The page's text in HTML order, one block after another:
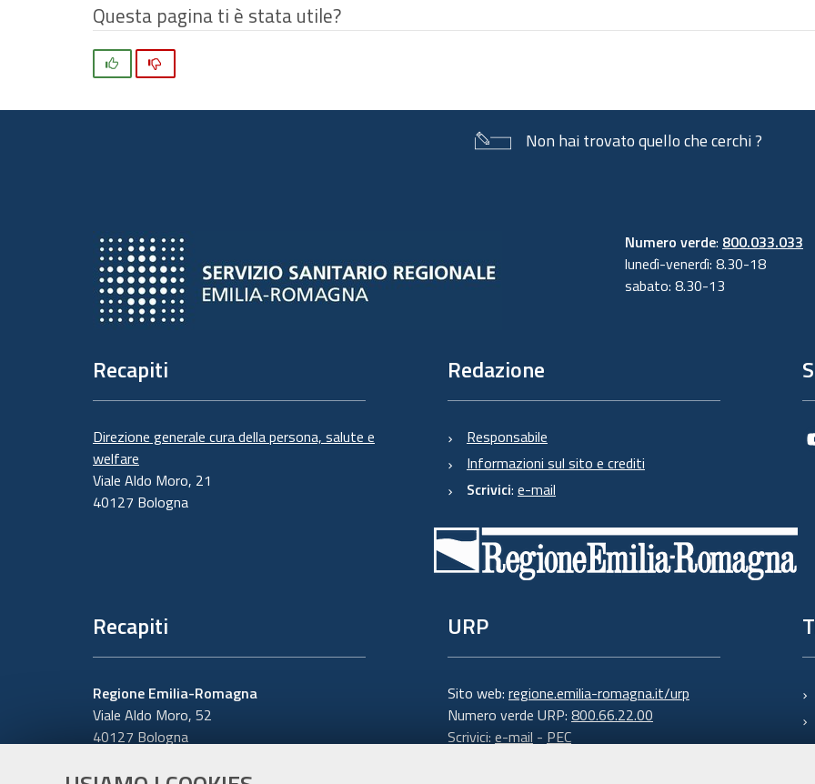
Questa pagina ti è stata utile?
Non hai trovato quello che cerchi ?
Numero verde: 800.033.033
lunedì-venerdì: 8.30-18
sabato: 8.30-13
Recapiti
Direzione generale cura della persona, salute e
welfare
Viale Aldo Moro, 21
40127 Bologna
Redazione
Responsabile
Informazioni sul sito e crediti
Scrivici: e-mail
Recapiti
Regione Emilia-Romagna
Viale Aldo Moro, 52
40127 Bologna
URP
Sito web: regione.emilia-romagna.it/urp
Numero verde URP: 800.66.22.00
Scrivici: e-mail - PEC